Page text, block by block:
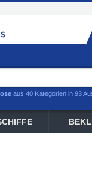
aus 40 Kategorien in 93